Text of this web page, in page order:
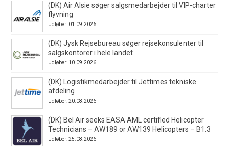
(DK) Air Alsie søger salgsmedarbejder til VIP-charter
flyvning
Udløber: 01.09.2026
(DK) Jysk Rejsebureau søger rejsekonsulenter til
salgskontorer i hele landet
Udløber: 10.09.2026
(DK) Logistikmedarbejder til Jettimes tekniske
afdeling
Udløber: 20.08.2026
(DK) Bel Air seeks EASA AML certified Helicopter
Technicians – AW189 or AW139 Helicopters – B1.3
Udløber: 25.08.2026